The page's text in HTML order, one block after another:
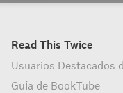
Read This Twice
Usuarios Destacados
Guía de BookTube